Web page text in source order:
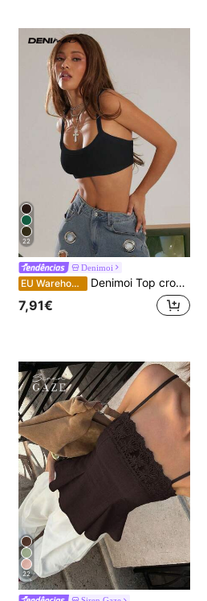
22
Denimoi
EU Warehouse Denimoi Top cropped essencial para o dia a dia, regata cropped, sobreposição de peças, moda streetwear, tops cropped sensuais.
7,91€
22